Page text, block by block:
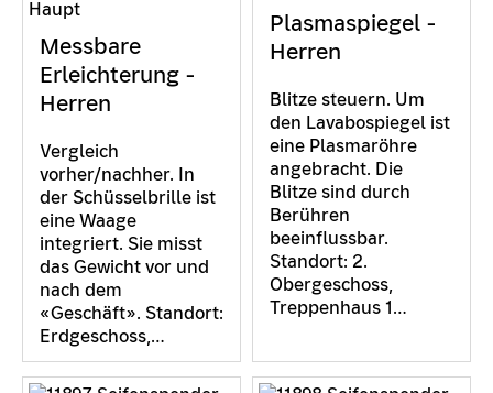
Messbare
Erleichterung -
Herren
Vergleich
vorher/nachher. In
der Schüsselbrille ist
eine Waage
integriert. Sie misst
das Gewicht vor und
nach dem
«Geschäft». Standort:
Erdgeschoss,…
Plasmaspiegel -
Herren
Blitze steuern. Um
den Lavabospiegel ist
eine Plasmaröhre
angebracht. Die
Blitze sind durch
Berühren
beeinflussbar.
Standort: 2.
Obergeschoss,
Treppenhaus 1…